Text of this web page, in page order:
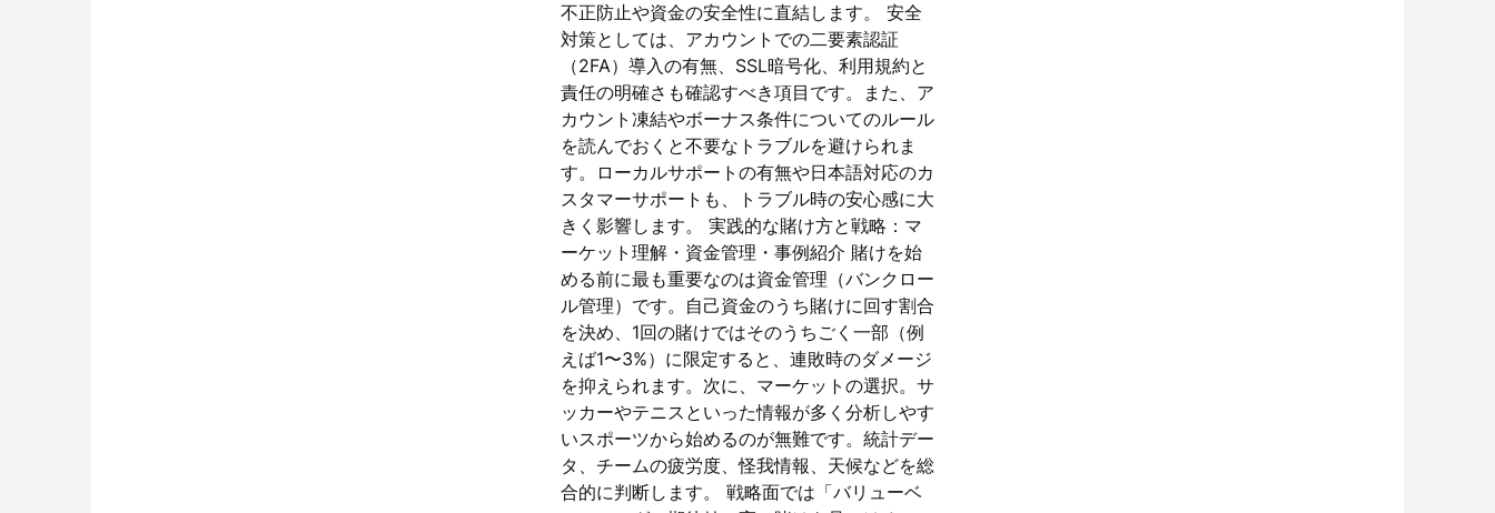
不正防止や資金の安全性に直結します。 安全
対策としては、アカウントでの二要素認証
（2FA）導入の有無、SSL暗号化、利用規約と
責任の明確さも確認すべき項目です。また、ア
カウント凍結やボーナス条件についてのルール
を読んでおくと不要なトラブルを避けられま
す。ローカルサポートの有無や日本語対応のカ
スタマーサポートも、トラブル時の安心感に大
きく影響します。 実践的な賭け方と戦略：マ
ーケット理解・資金管理・事例紹介 賭けを始
める前に最も重要なのは資金管理（バンクロー
ル管理）です。自己資金のうち賭けに回す割合
を決め、1回の賭けではそのうちごく一部（例
えば1〜3%）に限定すると、連敗時のダメージ
を抑えられます。次に、マーケットの選択。サ
ッカーやテニスといった情報が多く分析しやす
いスポーツから始めるのが無難です。統計デー
タ、チームの疲労度、怪我情報、天候などを総
合的に判断します。 戦略面では「バリューベ